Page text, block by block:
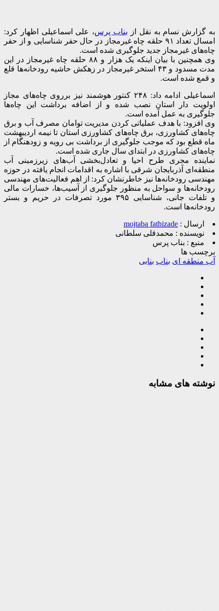
به گزارش نسام به نقل از بناب پرس، علی اسماعیلی اظهار کرد:
امسال تعداد ۹۱ حلقه چاه غیرمجاز در حال حفر شناسایی و از حفر
چاه‌های غیرمجاز جدید جلوگیری شده است.
وی همچنین با بیان اینکه یک هزار و ۸۸ حلقه چاه غیرمجاز در این
مدت مسدود و ۴۳ استخر غیرمجاز در زهکش حاشیه رودخانه‌ها قلع
و قمع شده است.
اسماعیلی ادامه داد: ۲۴۸ کنتور هوشمند نیز برروی چاه‌های مجاز
اولویت دار استان نصب شده و از اضافه برداشت این چاه‌ها
جلوگیری به عمل آمده است.
وی افزود: با هدف عملیاتی کردن مدیریت توامان مصرف آب و برق
چاه‌های کشاورزی، برق چاه‌های کشاورزی استان تا نیمه اردیبهشت
ماه قطع بود که موجب جلوگیری از برداشت بی رویه و زودهنگام از
چاه‌های کشاورزی در ابتدای سال جاری شده است.
نماینده مجری طرح احیا و تعادل‌بخشی آب‌های زیرزمینی آب
منطقه‌ای آذربایجان شرقی با اشاره به اقدامات انجام یافته در حوزه
مهندسی رودخانه‌ها نیز خاطرنشان کرد: از اهم فعالیت‌های مهندسی
رودخانه‌ها و سواحل به منظور جلوگیری از آسیب‌ها، خسارات مالی
و تلفات جانی، شناسایی ۳۹۵ مورد تصرفات در حریم و بستر
رودخانه‌ها است.
ارسال : mojtaba fathizade
نویسنده : محمدقلی سلطانی
منبع : بناب پرس
برچسب ها
آب منطقه ای بناب بنابی
نوشته های مشابه